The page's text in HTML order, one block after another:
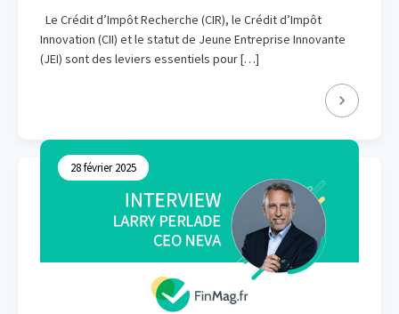
Le Crédit d’Impôt Recherche (CIR), le Crédit d’Impôt
Innovation (CII) et le statut de Jeune Entreprise Innovante
(JEI) sont des leviers essentiels pour […]
28 février 2025